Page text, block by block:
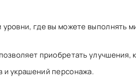
где вы можете выполнять
приобретать улучшения,
украшений персонажа.